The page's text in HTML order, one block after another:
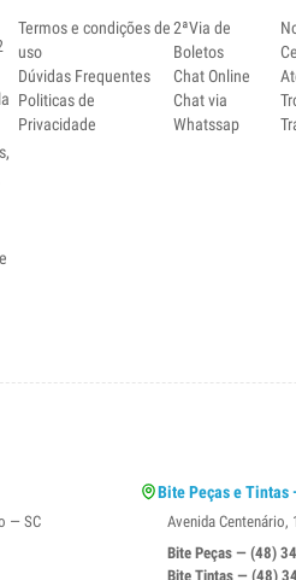
Termos e condições de
uso
Dúvidas Frequentes
Politicas de
Privacidade
2ªVia de
Boletos
Chat Online
Chat via
Whatssap
— SC
Bite Peças e Tintas
Avenida Centenário,
Bite Peças — (48)
Bite Tintas — (48)